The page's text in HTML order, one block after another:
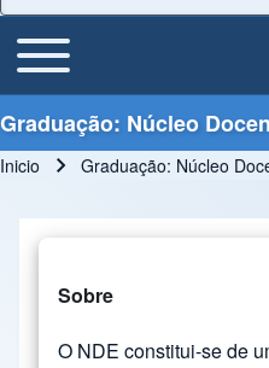
Main Menu
Toggle main menu
Graduação: Núcleo
Inicio Graduação: Núcleo
Sobre
O NDE constitui-se de